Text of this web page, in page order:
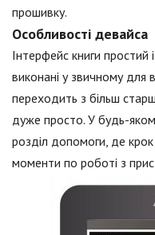
прошивку.
Особливості девайса
Інтерфейс книги простий
виконані у звичному для
переходить з більш
дуже просто. У будь-
розділ допомоги, де
моменти по роботі з